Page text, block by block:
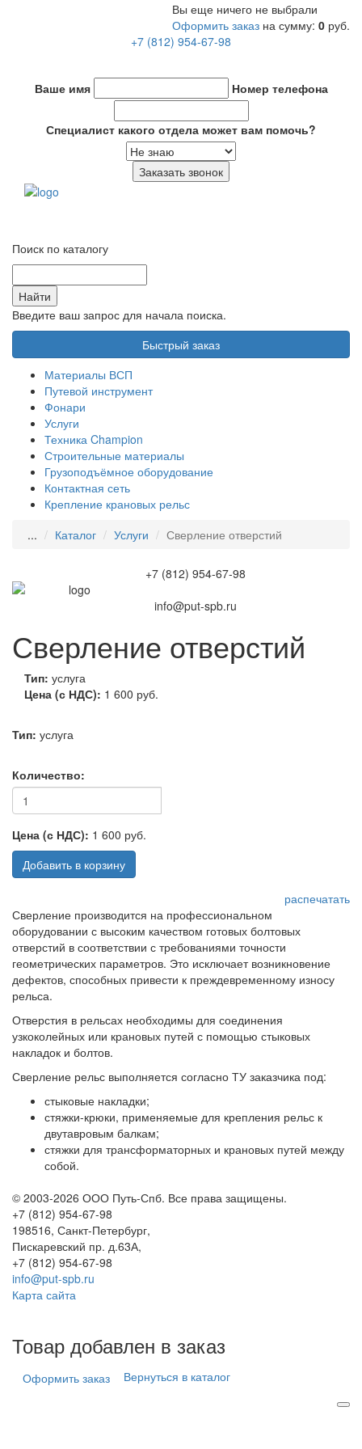
Вы еще ничего не выбрали
Оформить заказ на сумму: 0 руб.
+7 (812) 954-67-98
Ваше имя Номер телефона
Специалист какого отдела может вам помочь?
Поиск по каталогу
Введите ваш запрос для начала поиска.
Быстрый заказ
Материалы ВСП
Путевой инструмент
Фонари
Услуги
Техника Champion
Строительные материалы
Грузоподъёмное оборудование
Контактная сеть
Крепление крановых рельс
...
Каталог Услуги Сверление отверстий
+7 (812) 954-67-98
info@put-spb.ru
Сверление отверстий
Тип: услуга
Цена (с НДС): 1 600 руб.
Тип: услуга
Количество:
Цена (с НДС): 1 600 руб.
Добавить в корзину
распечатать
Сверление производится на профессиональном
оборудовании с высоким качеством готовых болтовых
отверстий в соответствии с требованиями точности
геометрических параметров. Это исключает возникновение
дефектов, способных привести к преждевременному износу
рельса.
Отверстия в рельсах необходимы для соединения
узкоколейных или крановых путей с помощью стыковых
накладок и болтов.
Сверление рельс выполняется согласно ТУ заказчика под:
стыковые накладки;
стяжки-крюки, применяемые для крепления рельс к
двутавровым балкам;
стяжки для трансформаторных и крановых путей между
собой.
© 2003-2026 ООО Путь-Спб. Все права защищены.
+7 (812) 954-67-98
198516, Санкт-Петербург,
Пискаревский пр. д.63А,
+7 (812) 954-67-98
info@put-spb.ru
Карта сайта
Товар добавлен в заказ
Оформить заказ Вернуться в каталог